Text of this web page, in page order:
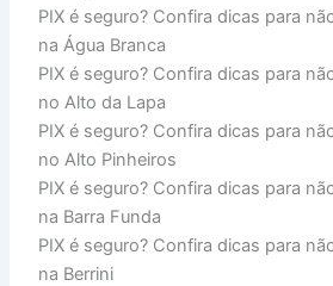
PIX é seguro? Confira dicas para
na Água Branca
PIX é seguro? Confira dicas para
no Alto da Lapa
PIX é seguro? Confira dicas para
no Alto Pinheiros
PIX é seguro? Confira dicas para
na Barra Funda
PIX é seguro? Confira dicas para
na Berrini